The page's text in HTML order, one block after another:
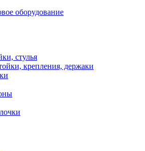
оборудование
стулья
крепления, держаки